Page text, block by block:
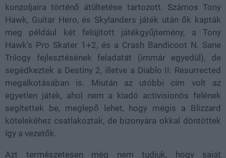
konzoljaira történő átültetése tartozott. Számos Tony
Hawk, Guitar Hero, és Skylanders játék után ők kapták
meg például két felújított játékgyűjtemény, a Tony
Hawk's Pro Skater 1+2, és a Crash Bandicoot N. Sane
Trilogy fejlesztésének feladatát (immár egyedül), de
segédkeztek a Destiny 2, illetve a Diablo II: Resurrected
megalkotásában is. Miután az utóbbi cím volt az
egyetlen játék, ahol nem a kiadó activisionös felének
segítettek be, meglepő lehet, hogy mégis a Blizzard
kötelekéhez csatlakoztak, de bizonyára okkal döntöttek
így a vezetők.
Azt természetesen még nem tudjuk, hogy saját